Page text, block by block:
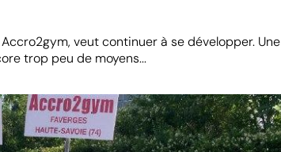
veut continuer à se développer. Une
trop peu de moyens...